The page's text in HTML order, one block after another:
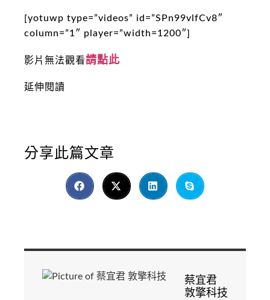
[yotuwp type=”videos” id=”SPn99vlfCv8″
column=”1″ player=”width=1200″]
影片無法觀看請點此
延伸閱讀
分享此篇文章
蔡宜君
敦擎科技